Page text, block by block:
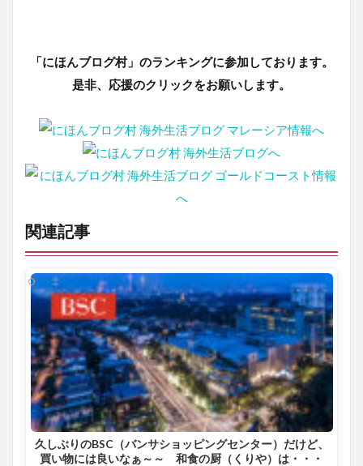
「にほんブログ村」のランキングに参加しております。
是非、応援のクリックをお願いします。
関連記事
久しぶりのBSC（バンサショッピングセンター）だけど、
買い物には良いなぁ～～ 和食の厨（くりや）は・・・